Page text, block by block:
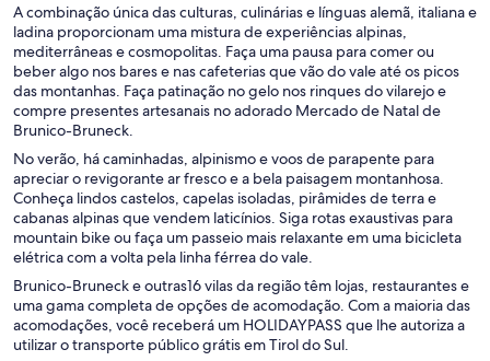
A combinação única das culturas, culinárias e línguas alemã, italiana e
ladina proporcionam uma mistura de experiências alpinas,
mediterrâneas e cosmopolitas. Faça uma pausa para comer ou
beber algo nos bares e nas cafeterias que vão do vale até os picos
das montanhas. Faça patinação no gelo nos rinques do vilarejo e
compre presentes artesanais no adorado Mercado de Natal de
Brunico-Bruneck.
No verão, há caminhadas, alpinismo e voos de parapente para
apreciar o revigorante ar fresco e a bela paisagem montanhosa.
Conheça lindos castelos, capelas isoladas, pirâmides de terra e
cabanas alpinas que vendem laticínios. Siga rotas exaustivas para
mountain bike ou faça um passeio mais relaxante em uma bicicleta
elétrica com a volta pela linha férrea do vale.
Brunico-Bruneck e outras16 vilas da região têm lojas, restaurantes e
uma gama completa de opções de acomodação. Com a maioria das
acomodações, você receberá um HOLIDAYPASS que lhe autoriza a
utilizar o transporte público grátis em Tirol do Sul.